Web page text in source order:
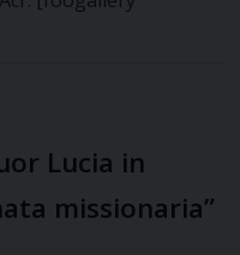
Lucia in
missionaria”